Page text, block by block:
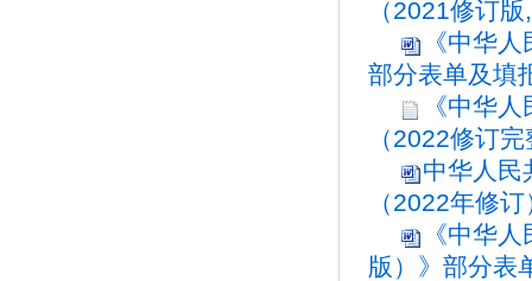
（2021修订
《中华
部分表单及填
《中华
（2022修订
中华人民
（2022年修
《中华
版）》部分表